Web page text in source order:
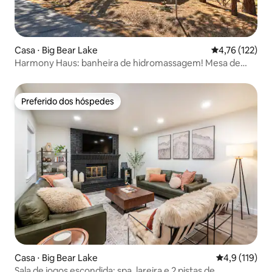
Casa ⋅ Big Bear Lake 4,76 de uma
4,76 (122)
Harmony Haus: banheira de hidromassagem! Mesa de
Preferido dos hóspedes
Preferido dos hóspedes
Casa ⋅ Big Bear Lake 4,9 de uma
4,9 (119)